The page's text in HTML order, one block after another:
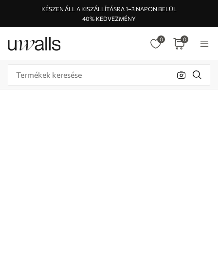
KÉSZEN ÁLL A KISZÁLLÍTÁSRA 1–3 NAPON BELÜL
40% KEDVEZMÉNY
0 0